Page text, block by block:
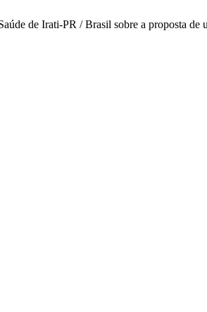
de Irati-PR / Brasil sobre a proposta de